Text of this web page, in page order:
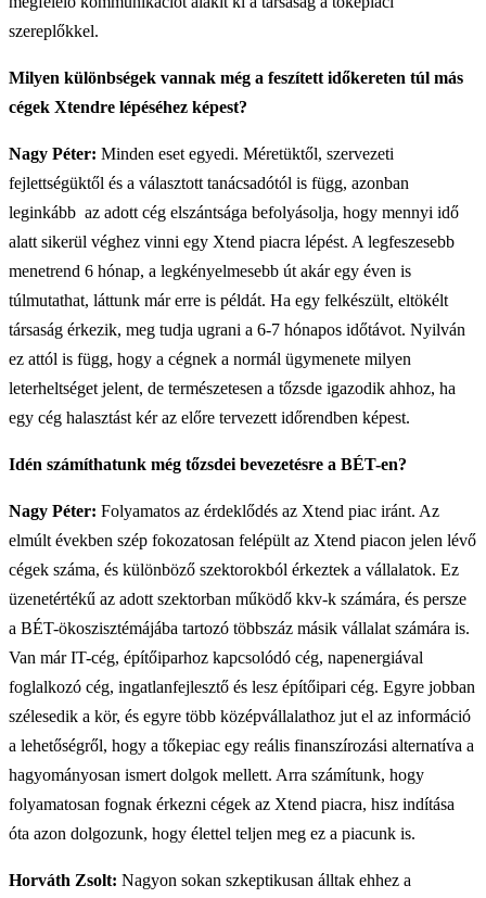
szereplőkkel.
Milyen különbségek vannak még a feszített időkereten túl más
cégek Xtendre lépéséhez képest?
Nagy Péter: Minden eset egyedi. Méretüktől, szervezeti
fejlettségüktől és a választott tanácsadótól is függ, azonban
leginkább az adott cég elszántsága befolyásolja, hogy mennyi idő
alatt sikerül véghez vinni egy Xtend piacra lépést. A legfeszesebb
menetrend 6 hónap, a legkényelmesebb út akár egy éven is
túlmutathat, láttunk már erre is példát. Ha egy felkészült, eltökélt
társaság érkezik, meg tudja ugrani a 6-7 hónapos időtávot. Nyilván
ez attól is függ, hogy a cégnek a normál ügymenete milyen
leterheltséget jelent, de természetesen a tőzsde igazodik ahhoz, ha
egy cég halasztást kér az előre tervezett időrendben képest.
Idén számíthatunk még tőzsdei bevezetésre a BÉT-en?
Nagy Péter: Folyamatos az érdeklődés az Xtend piac iránt. Az
elmúlt években szép fokozatosan felépült az Xtend piacon jelen lévő
cégek száma, és különböző szektorokból érkeztek a vállalatok. Ez
üzenetértékű az adott szektorban működő kkv-k számára, és persze
a BÉT-ökoszisztémájába tartozó többszáz másik vállalat számára is.
Van már IT-cég, építőiparhoz kapcsolódó cég, napenergiával
foglalkozó cég, ingatlanfejlesztő és lesz építőipari cég. Egyre jobban
szélesedik a kör, és egyre több középvállalathoz jut el az információ
a lehetőségről, hogy a tőkepiac egy reális finanszírozási alternatíva a
hagyományosan ismert dolgok mellett. Arra számítunk, hogy
folyamatosan fognak érkezni cégek az Xtend piacra, hisz indítása
óta azon dolgozunk, hogy élettel teljen meg ez a piacunk is.
Horváth Zsolt: Nagyon sokan szkeptikusan álltak ehhez a